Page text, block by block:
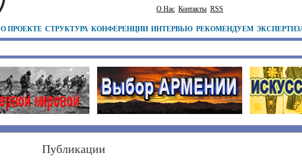
О Нас Контакты RSS
О ПРОЕКТЕ СТРУКТУРА КОНФЕРЕНЦИИ ИНТЕРВЬЮ РЕКОМЕНДУЕМ
Публикации